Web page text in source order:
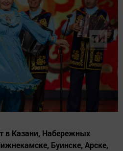
в Казани, Набережных
Буинске, Арске,